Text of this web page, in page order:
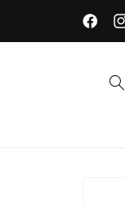
directamente
LOJA - Av.